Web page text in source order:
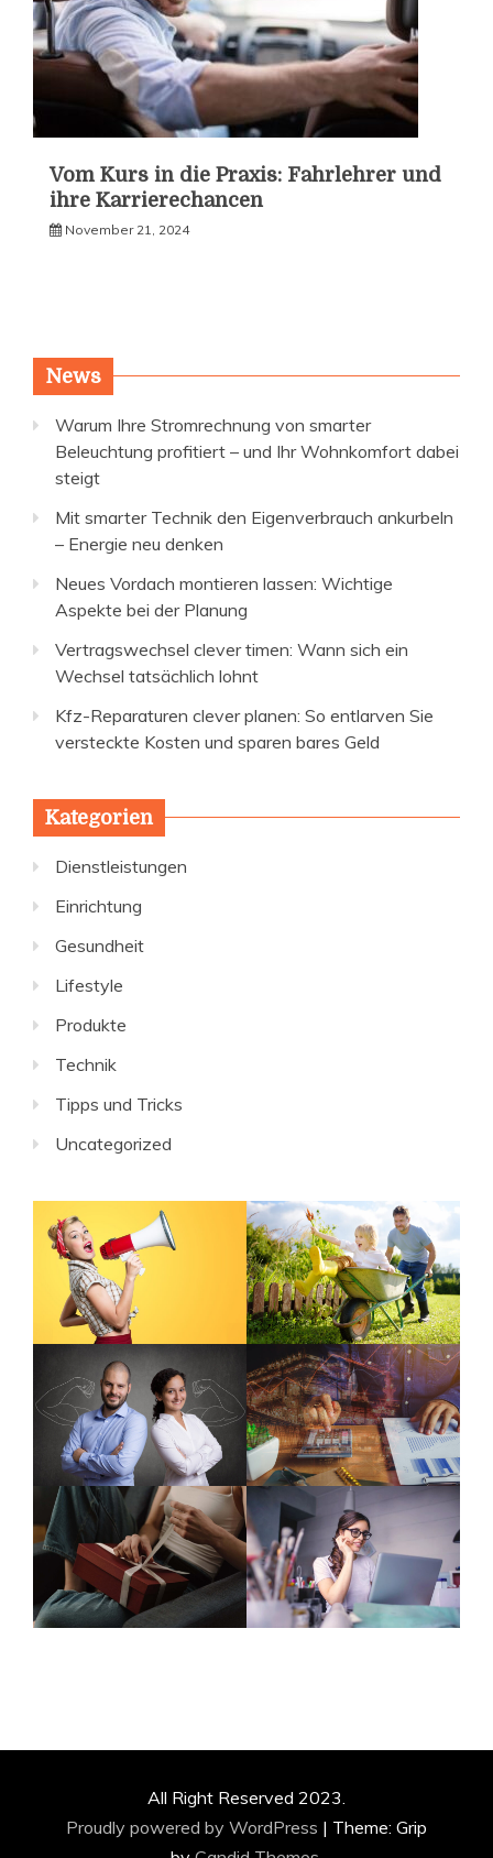
Vom Kurs in die Praxis: Fahrlehrer und
ihre Karrierechancen
November 21, 2024
News
Warum Ihre Stromrechnung von smarter
Beleuchtung profitiert – und Ihr Wohnkomfort dabei
steigt
Mit smarter Technik den Eigenverbrauch ankurbeln
– Energie neu denken
Neues Vordach montieren lassen: Wichtige
Aspekte bei der Planung
Vertragswechsel clever timen: Wann sich ein
Wechsel tatsächlich lohnt
Kfz-Reparaturen clever planen: So entlarven Sie
versteckte Kosten und sparen bares Geld
Kategorien
Dienstleistungen
Einrichtung
Gesundheit
Lifestyle
Produkte
Technik
Tipps und Tricks
Uncategorized
All Right Reserved 2023.
Proudly powered by WordPress | Theme: Grip